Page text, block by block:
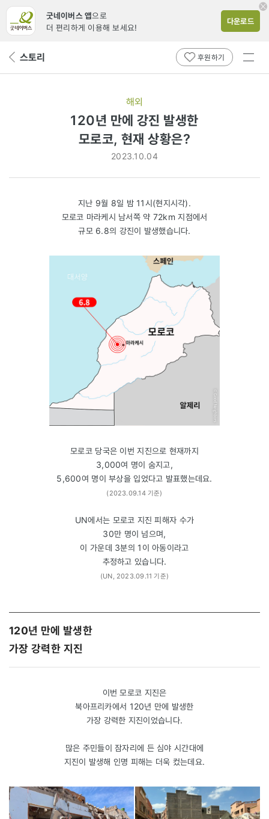
굿네이버스 앱으로
더 편리하게 이용해 보세요!
다운로드
뒤 스토리 후원하기
전체
해외
상황은?
120년 만에 강진 발생한
모로코, 현재 상황은?
2023.10.04
지난 9월 8일 밤 11시(현지시각).
모로코 마라케시 남서쪽 약 72km 지점에서
규모 6.8의 강진이 발생했습니다.
모로코 당국은 이번 지진으로 현재까지
3,000여 명이 숨지고,
5,600여 명이 부상을 입었다고 발표했는데요.
(2023.09.14 기준)
UN에서는 모로코 지진 피해자 수가
30만 명이 넘으며,
이 가운데 3분의 1이 아동이라고
추정하고 있습니다.
(UN, 2023.09.11 기준)
120년 만에 발생한
가장 강력한 지진
이번 모로코 지진은
북아프리카에서 120년 만에 발생한
가장 강력한 지진이었습니다.
많은 주민들이 잠자리에 든 심야 시간대에
지진이 발생해 인명 피해는 더욱 컸는데요.